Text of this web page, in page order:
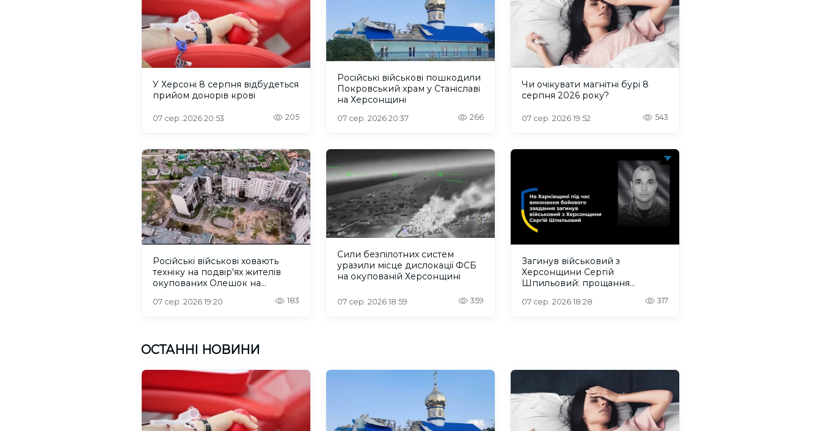
У Херсоні 8 серпня відбудеться
прийом донорів крові
07 сер. 2026 20:53 205
Російські військові пошкодили
Покровський храм у Станіславі
на Херсонщині
07 сер. 2026 20:37 266
Чи очікувати магнітні бурі 8
серпня 2026 року?
07 сер. 2026 19:52 543
Російські військові ховають
техніку на подвір'ях жителів
окупованих Олешок на
07 сер. 2026 19:20 183
Сили безпілотних систем
уразили місце дислокації ФСБ
на окупованій Херсонщині
07 сер. 2026 18:59 359
Загинув військовий з
Херсонщини Сергій
Шпильовий: прощання
07 сер. 2026 18:28 317
ОСТАННІ НОВИНИ